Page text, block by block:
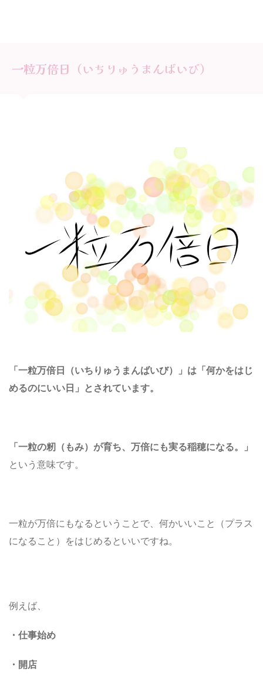
一粒万倍日（いちりゅうまんばいび）
「一粒万倍日（いちりゅうまんばいび）」 は「何かをはじ
めるのにいい日」とされています。
「一粒の籾（もみ）が育ち、万倍にも実る稲穂になる。」
という意味です。
一粒が万倍にもなるということで、何かいいこと（プラス
になること）をはじめるといいですね。
例えば、
・仕事始め
・開店